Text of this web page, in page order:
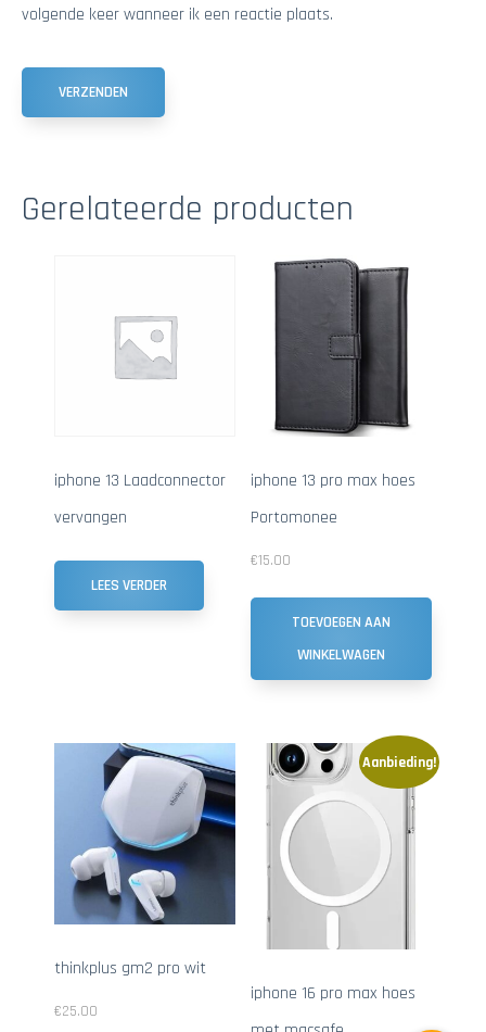
volgende keer wanneer ik een reactie plaats.
Gerelateerde producten
iphone 13 Laadconnector
vervangen
LEES VERDER
iphone 13 pro max hoes
Portomonee
€15.00
TOEVOEGEN AAN
WINKELWAGEN
thinkplus gm2 pro wit
€25.00
Aanbieding!
iphone 16 pro max hoes